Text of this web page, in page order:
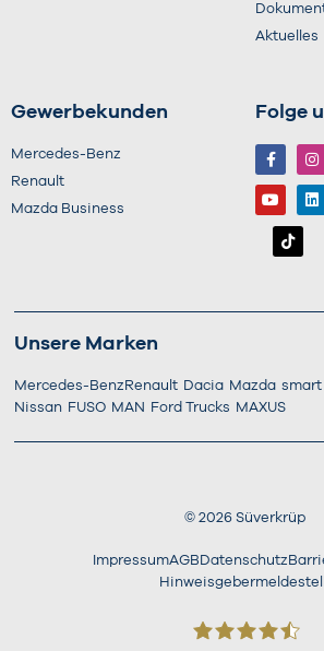
Aktuelles
Gewerbekunden
Mercedes-Benz
Renault
Mazda Business
Folge
Unsere Marken
Mercedes-Benz Renault Dacia Mazda smart
Nissan FUSO MAN Ford Trucks MAXUS
© 2026Süverkrüp
ImpressumAGB Datenschutz